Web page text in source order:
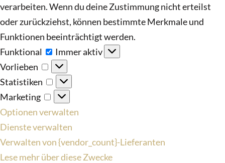
verarbeiten. Wenn du deine Zustimmung nicht erteilst
oder zurückziehst, können bestimmte Merkmale und
Funktionen beeinträchtigt werden.
Funktional
Funktional
Immer aktiv
Vorlieben
Vorlieben
Statistiken
Statistiken
Marketing
Marketing
Optionen verwalten
Dienste verwalten
Verwalten von {vendor_count}-Lieferanten
Lese mehr über diese Zwecke